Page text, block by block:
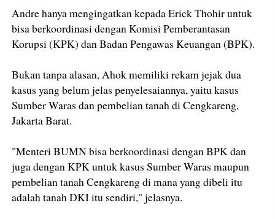
Andre hanya mengingatkan kepada Erick Thohir untuk
bisa berkoordinasi dengan Komisi Pemberantasan
Korupsi (KPK) dan Badan Pengawas Keuangan (BPK).
Bukan tanpa alasan, Ahok memiliki rekam jejak dua
kasus yang belum jelas penyelesaiannya, yaitu kasus
Sumber Waras dan pembelian tanah di Cengkareng,
Jakarta Barat.
"Menteri BUMN bisa berkoordinasi dengan BPK dan
juga dengan KPK untuk kasus Sumber Waras maupun
pembelian tanah Cengkareng di mana yang dibeli itu
adalah tanah DKI itu sendiri," jelasnya.